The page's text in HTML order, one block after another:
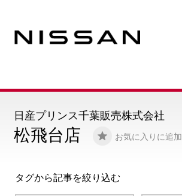
松飛台店 お気に入りに追加
日産プリンス千葉販売株式会社
タグから記事を絞り込む